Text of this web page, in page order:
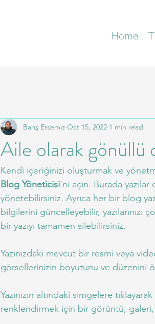
Home
Aile olarak gönüllü
Barış Ersemiz Oct 15, 2022 1 min read
Kendi içeriğinizi oluşturmak ve
Blog Yöneticisi'ni açın. Burada
yönetebilirsiniz. Ayrıca her bir blog
bilgilerini güncelleyebilir,
bir yazıyı tamamen silebilirsiniz.
Yazınızdaki mevcut bir resmi veya
görsellerinizin boyutunu ve düzenini
Yazınızın altındaki simgelere
renklendirmek için bir görüntü,